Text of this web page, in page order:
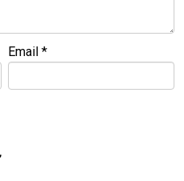
• CHẤT LƯỢNG • GIÁ
Email*